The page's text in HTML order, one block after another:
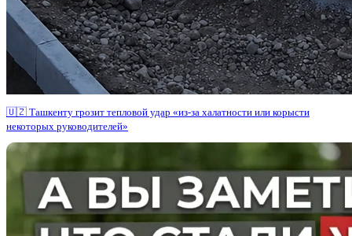
🇺🇿 Ташкенту грозит тепловой удар «из-за халатности или корысти
некоторых руководителей»